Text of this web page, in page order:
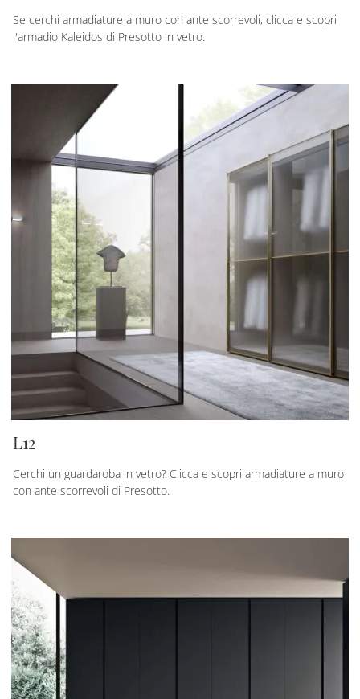
Se cerchi armadiature a muro con ante scorrevoli, clicca e scopri
l'armadio Kaleidos di Presotto in vetro.
L12
Cerchi un guardaroba in vetro? Clicca e scopri armadiature a muro
con ante scorrevoli di Presotto.